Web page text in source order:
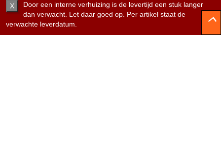
Veilig betalen met Bancontact
X
Door een interne verhuizing is de levertijd een stuk langer
dan verwacht. Let daar goed op. Per artikel staat de
verwachte leverdatum.